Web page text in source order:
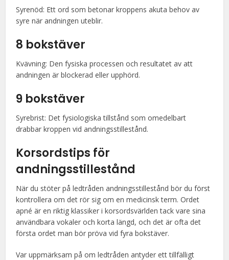
Syrenöd: Ett ord som betonar kroppens akuta behov av
syre när andningen uteblir.
8 bokstäver
Kvävning: Den fysiska processen och resultatet av att
andningen är blockerad eller upphörd.
9 bokstäver
Syrebrist: Det fysiologiska tillstånd som omedelbart
drabbar kroppen vid andningsstillestånd.
Korsordstips för
andningsstillestånd
När du stöter på ledtråden andningsstillestånd bör du först
kontrollera om det rör sig om en medicinsk term. Ordet
apné är en riktig klassiker i korsordsvärlden tack vare sina
användbara vokaler och korta längd, och det är ofta det
första ordet man bör pröva vid fyra bokstäver.
Var uppmärksam på om ledtråden antyder ett tillfälligt